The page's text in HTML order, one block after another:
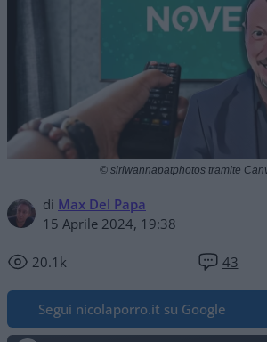
di Max Del Papa
15 Aprile 2024, 19:38
20.1k 43
© siriwannapatphotos tramite
Segui nicolaporro.it su Google